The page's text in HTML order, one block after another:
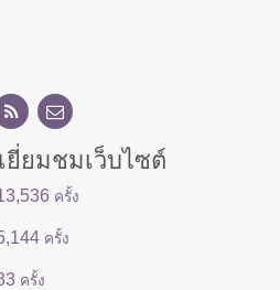
ยี่ยมชมเว็บไซต์
ครั้ง
ครั้ง
ครั้ง